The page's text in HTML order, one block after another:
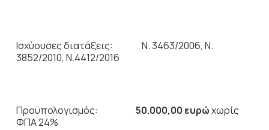
Ισχύουσες διατάξεις: Ν. 3463/2006, Ν.
3852/2010, Ν.4412/2016
Προϋπολογισμός: 50.000,00 ευρώχωρίς
ΦΠΑ 24%